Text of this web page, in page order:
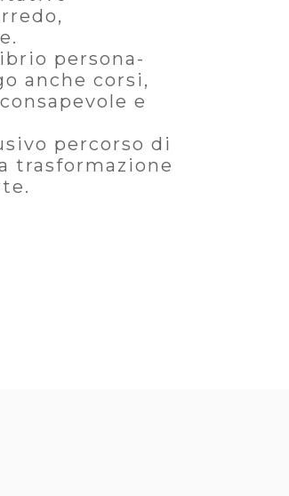
persona-
anche corsi,
e
percorso di
trasformazione